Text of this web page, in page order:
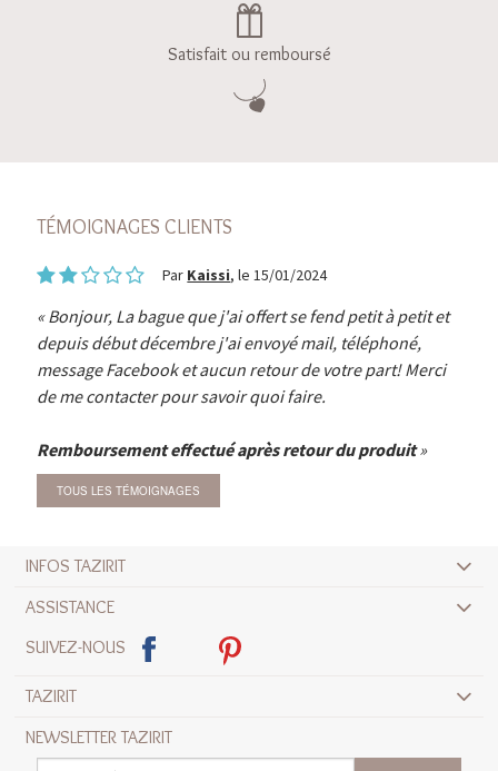
Satisfait ou remboursé
TÉMOIGNAGES CLIENTS
Par Kaissi, le 15/01/2024
Bonjour, La bague que j'ai offert se fend petit à petit et
depuis début décembre j'ai envoyé mail, téléphoné,
message Facebook et aucun retour de votre part! Merci
de me contacter pour savoir quoi faire.
Remboursement effectué après retour du produit
TOUS LES TÉMOIGNAGES
INFOS TAZIRIT
ASSISTANCE
SUIVEZ-NOUS
TAZIRIT
NEWSLETTER TAZIRIT